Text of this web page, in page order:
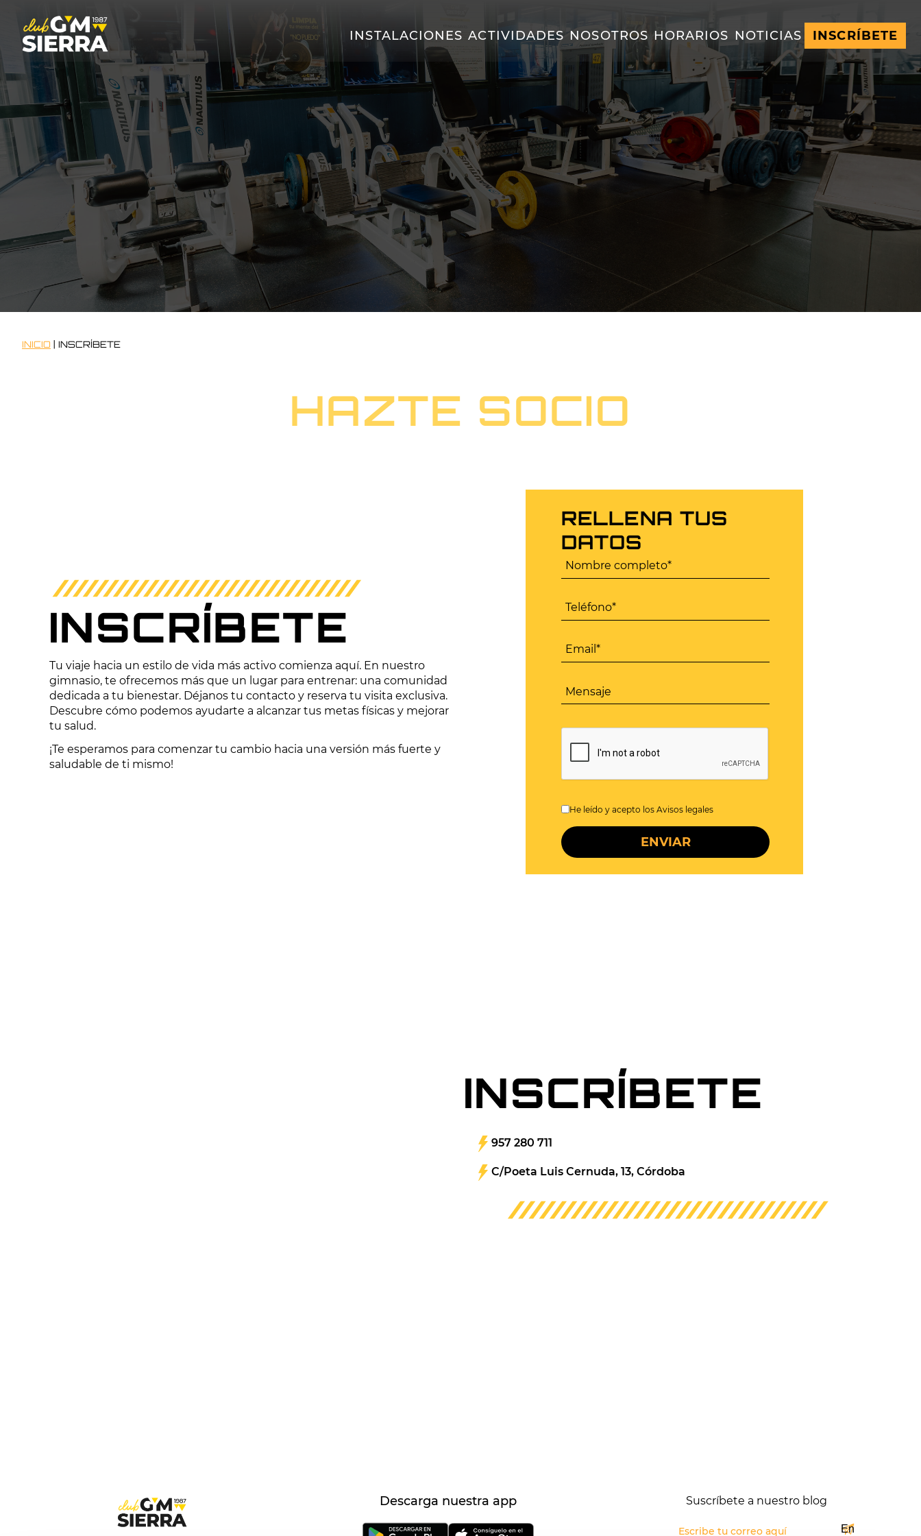
INSTALACIONES ACTIVIDADES NOSOTROS HORARIOS NOTICIAS INSCRÍBETE
INICIO INSCRÍBETE
HAZTE SOCIO
INSCRÍBETE
Tu viaje hacia un estilo de vida más activo comienza aquí. En nuestro
gimnasio, te ofrecemos más que un lugar para entrenar: una comunidad
dedicada a tu bienestar. Déjanos tu contacto y reserva tu visita exclusiva.
Descubre cómo podemos ayudarte a alcanzar tus metas físicas y mejorar
tu salud.
¡Te esperamos para comenzar tu cambio hacia una versión más fuerte y
saludable de ti mismo!
RELLENA TUS
DATOS
He leído y acepto los Avisos legales
INSCRÍBETE
957 280 711
C/Poeta Luis Cernuda, 13, Córdoba
Descarga nuestra app Suscríbete a nuestro blog